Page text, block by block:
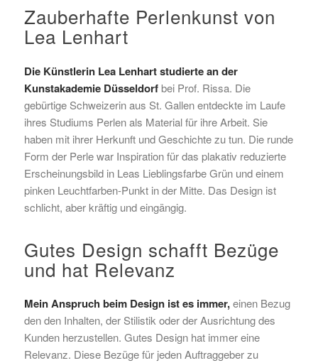
Zauberhafte Perlenkunst von
Lea Lenhart
Die Künstlerin Lea Lenhartstudierte an der
Kunstakademie Düsseldorfbei Prof. Rissa. Die
gebürtige Schweizerin aus St. Gallen entdeckte im Laufe
ihres Studiums Perlen als Material für ihre Arbeit. Sie
haben mit ihrer Herkunft und Geschichte zu tun. Die runde
Form der Perle war Inspiration für das plakativ reduzierte
Erscheinungsbild in Leas Lieblingsfarbe Grün und einem
pinken Leuchtfarben-Punkt in der Mitte. Das Design ist
schlicht, aber kräftig und eingängig.
Gutes Design schafft Bezüge
und hat Relevanz
Mein Anspruch beim Design ist es immer,einen Bezug
den den Inhalten, der Stilistik oder der Ausrichtung des
Kunden herzustellen. Gutes Design hat immer eine
Relevanz. Diese Bezüge für jeden Auftraggeber zu